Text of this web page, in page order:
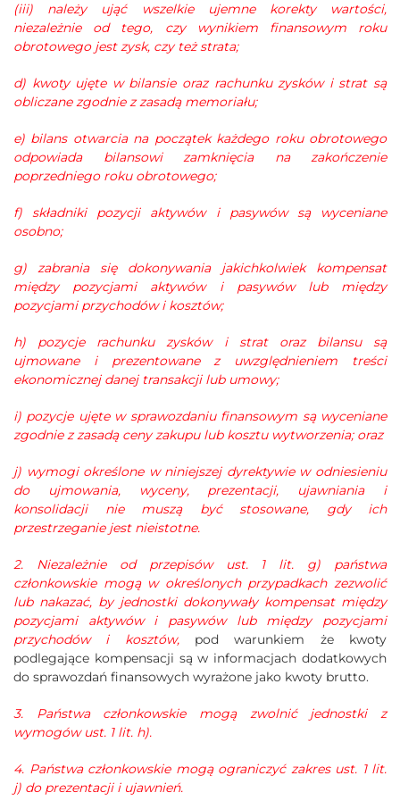
(iii) należy ująć wszelkie ujemne korekty wartości,
niezależnie od tego, czy wynikiem finansowym roku
obrotowego jest zysk, czy też strata;
d) kwoty ujęte w bilansie oraz rachunku zysków i strat są
obliczane zgodnie z zasadą memoriału;
e) bilans otwarcia na początek każdego roku obrotowego
odpowiada bilansowi zamknięcia na zakończenie
poprzedniego roku obrotowego;
f) składniki pozycji aktywów i pasywów są wyceniane
osobno;
g) zabrania się dokonywania jakichkolwiek kompensat
między pozycjami aktywów i pasywów lub między
pozycjami przychodów i kosztów;
h) pozycje rachunku zysków i strat oraz bilansu są
ujmowane i prezentowane z uwzględnieniem treści
ekonomicznej danej transakcji lub umowy;
i) pozycje ujęte w sprawozdaniu finansowym są wyceniane
zgodnie z zasadą ceny zakupu lub kosztu wytworzenia; oraz
j) wymogi określone w niniejszej dyrektywie w odniesieniu
do ujmowania, wyceny, prezentacji, ujawniania i
konsolidacji nie muszą być stosowane, gdy ich
przestrzeganie jest nieistotne.
2. Niezależnie od przepisów ust. 1 lit. g) państwa
członkowskie mogą w określonych przypadkach zezwolić
lub nakazać, by jednostki dokonywały kompensat między
pozycjami aktywów i pasywów lub między pozycjami
przychodów i kosztów, pod warunkiem że kwoty
podlegające kompensacji są w informacjach dodatkowych
do sprawozdań finansowych wyrażone jako kwoty brutto.
3. Państwa członkowskie mogą zwolnić jednostki z
wymogów ust. 1 lit. h).
4. Państwa członkowskie mogą ograniczyć zakres ust. 1 lit.
j) do prezentacji i ujawnień.